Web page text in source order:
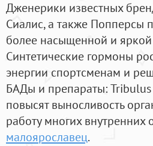
Дженерики известных
Сиалис, а также Попперсы
более насыщенной и яркой
Синтетические гормоны
энергии спортсменам и
БАДы и препараты:
повысят выносливость
работу многих
малоярославец.